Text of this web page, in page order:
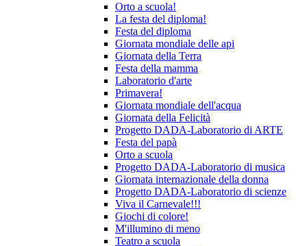
Orto a scuola!
La festa del diploma!
Festa del diploma
Giornata mondiale delle api
Giornata della Terra
Festa della mamma
Laboratorio d'arte
Primavera!
Giornata mondiale dell'acqua
Giornata della Felicità
Progetto DADA-Laboratorio di ARTE
Festa del papà
Orto a scuola
Progetto DADA-Laboratorio di musica
Giornata internazionale della donna
Progetto DADA-Laboratorio di scienze
Viva il Carnevale!!!
Giochi di colore!
M'illumino di meno
Teatro a scuola